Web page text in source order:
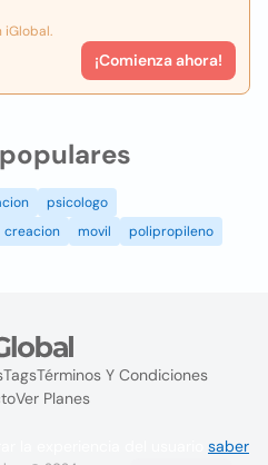
iGlobal.
¡Comienza ahora!
psicologo
creacion movil
polipropileno
TagsTérminos Y Condiciones
Ver Planes
saber